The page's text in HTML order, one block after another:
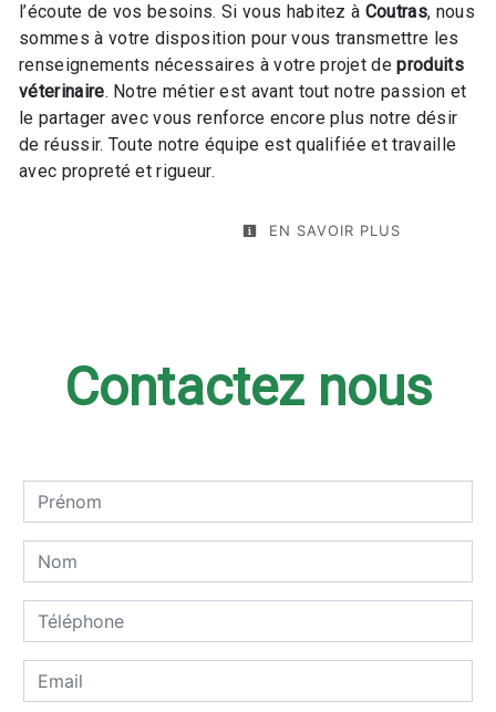
l’écoute de vos besoins. Si vous habitez à Coutras, nous
sommes à votre disposition pour vous transmettre les
renseignements nécessaires à votre projet deproduits
véterinaire. Notre métier est avant tout notre passion et
le partager avec vous renforce encore plus notre désir
de réussir. Toute notre équipe est qualifiée et travaille
avec propreté et rigueur.
EN SAVOIR PLUS
Contactez nous